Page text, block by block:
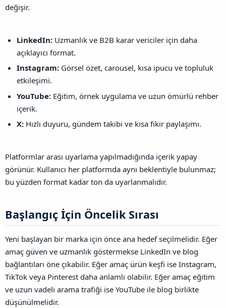
değişir.
LinkedIn: Uzmanlık ve B2B karar vericiler için daha
açıklayıcı format.
Instagram: Görsel özet, carousel, kısa ipucu ve topluluk
etkileşimi.
YouTube: Eğitim, örnek uygulama ve uzun ömürlü rehber
içerik.
X: Hızlı duyuru, gündem takibi ve kısa fikir paylaşımı.
Platformlar arası uyarlama yapılmadığında içerik yapay
görünür. Kullanıcı her platformda aynı beklentiyle bulunmaz;
bu yüzden format kadar ton da uyarlanmalıdır.
Başlangıç İçin Öncelik Sırası​
Yeni başlayan bir marka için önce ana hedef seçilmelidir. Eğer
amaç güven ve uzmanlık göstermekse LinkedIn ve blog
bağlantıları öne çıkabilir. Eğer amaç ürün keşfi ise Instagram,
TikTok veya Pinterest daha anlamlı olabilir. Eğer amaç eğitim
ve uzun vadeli arama trafiği ise YouTube ile blog birlikte
düşünülmelidir.